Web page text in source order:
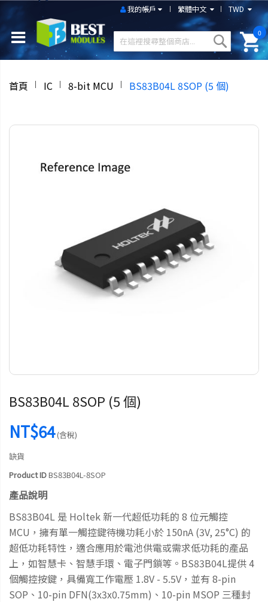
TWD
繁體中文
我的帳戶
0
首頁 IC 8-bit MCU BS83B04L 8SOP (5 個)
BS83B04L 8SOP (5 個)
NT$64(含稅)
缺貨
Product IDBS83B04L-8SOP
產品說明
BS83B04L 是 Holtek 新一代超低功耗的 8 位元觸控
MCU，擁有單一觸控鍵待機功耗小於 150nA (3V, 25°C) 的
超低功耗特性，適合應用於電池供電或需求低功耗的產品
上，如智慧卡、智慧手環、電子門鎖等。BS83B04L提供 4
個觸控按鍵，具備寬工作電壓 1.8V - 5.5V，並有 8-pin
SOP、10-pin DFN(3x3x0.75mm)、10-pin MSOP 三種封